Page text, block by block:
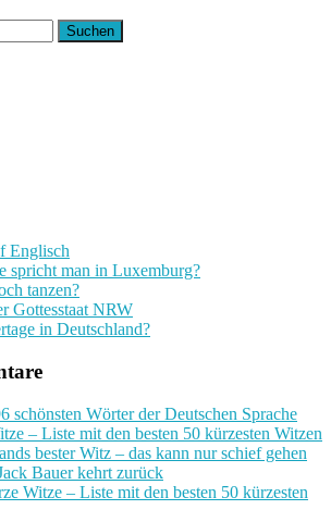
Englisch
spricht man in Luxemburg?
tanzen?
Gottesstaat NRW
in Deutschland?
schönsten Wörter der Deutschen Sprache
– Liste mit den besten 50 kürzesten Witzen
bester Witz – das kann nur schief gehen
Bauer kehrt zurück
Witze – Liste mit den besten 50 kürzesten